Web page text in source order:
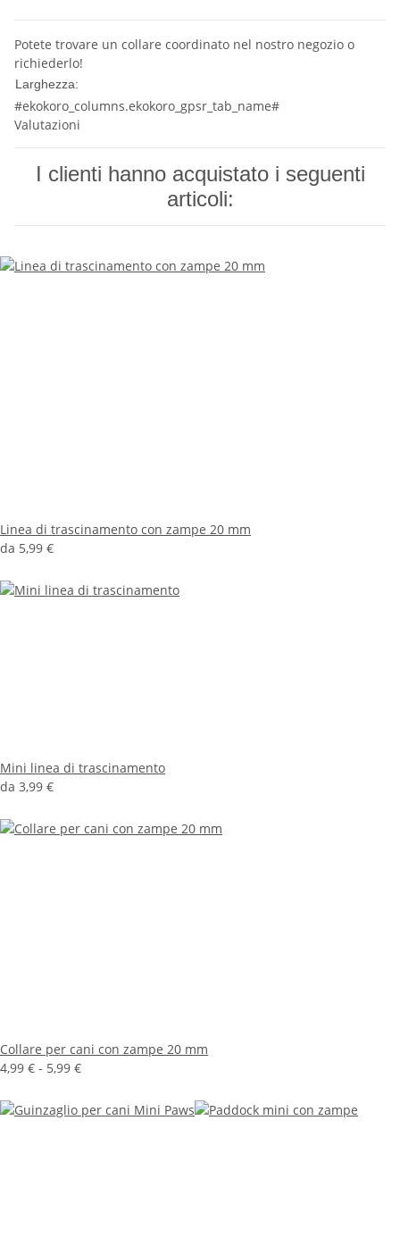
Potete trovare un collare coordinato nel nostro negozio o
richiederlo!
Larghezza:
#ekokoro_columns.ekokoro_gpsr_tab_name#
Valutazioni
I clienti hanno acquistato i seguenti
articoli:
Linea di trascinamento con zampe 20 mm
da 5,99 €
Mini linea di trascinamento
da 3,99 €
Collare per cani con zampe 20 mm
4,99 € - 5,99 €